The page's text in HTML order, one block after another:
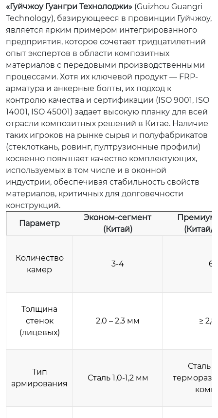
«Гуйчжоу Гуангри Технолоджи» (Guizhou Guangri
Technology), базирующееся в провинции Гуйчжоу,
является ярким примером интегрированного
предприятия, которое сочетает тридцатилетний
опыт экспертов в области композитных
материалов с передовыми производственными
процессами. Хотя их ключевой продукт — FRP-
арматура и анкерные болты, их подход к
контролю качества и сертификации (ISO 9001, ISO
14001, ISO 45001) задает высокую планку для всей
отрасли композитных решений в Китае. Наличие
таких игроков на рынке сырья и полуфабрикатов
(стеклоткань, ровинг, пултрузионные профили)
косвенно повышает качество комплектующих,
используемых в том числе и в оконной
индустрии, обеспечивая стабильность свойств
материалов, критичных для долговечности
конструкций.
Параметр
Эконом-сегмент
(Китай)
(Китай/
Количество
камер
3-4 6-
Толщина
стенок
(лицевых)
2,0 – 2,3 мм ≥
Тип
армирования
Сталь 1,0-1,2 мм
Сталь